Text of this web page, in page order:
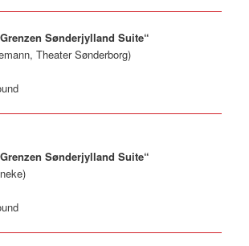
Sønderjylland Suite“
Theater Sønderborg)
Sønderjylland Suite“